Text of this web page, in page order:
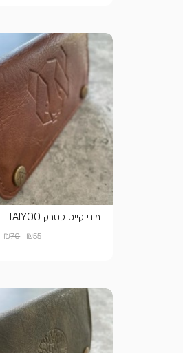
מיני קייס לטבק TAIYOO - חום - PANDA
₪55
₪70